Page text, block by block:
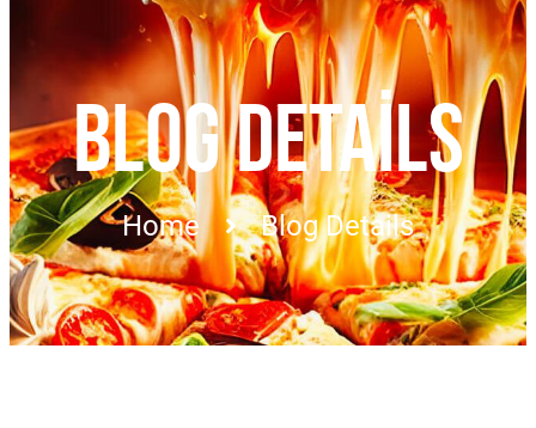
BLOG DETAILS
Home Blog Details